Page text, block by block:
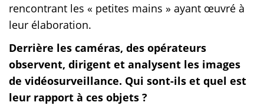
rencontrant les « petites mains » ayant œuvré à
leur élaboration.
Derrière les caméras, des opérateurs
observent, dirigent et analysent les images
de vidéosurveillance. Qui sont-ils et quel est
leur rapport à ces objets ?